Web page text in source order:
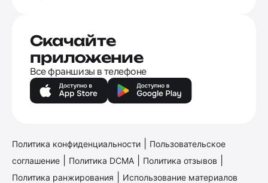
Скачайте
приложение
Все франшизы в телефоне
Политика конфиденциальности
Пользовательское
соглашение
Политика DCMA Политика отзывов
Политика ранжирования
Использование материалов